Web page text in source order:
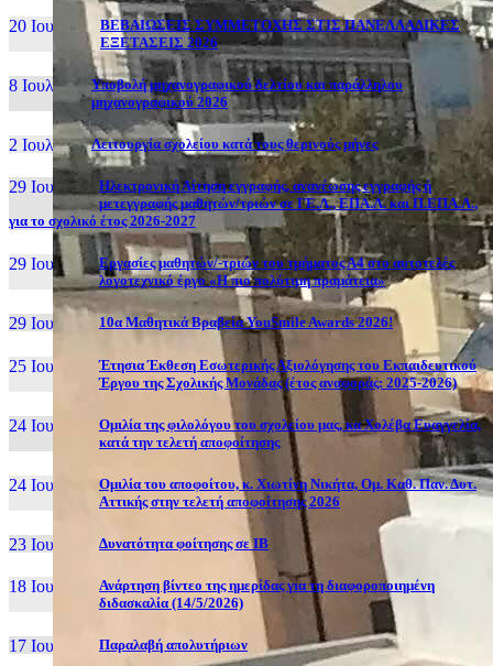
20 Ιουλ, 26
ΒΕΒΑΙΩΣΕΙΣ ΣΥΜΜΕΤΟΧΗΣ ΣΤΙΣ ΠΑΝΕΛΛΑΔΙΚΕΣ
ΕΞΕΤΑΣΕΙΣ 2026
8 Ιουλ, 26
Υποβολή μηχανογραφικού δελτίου και παράλληλου
μηχανογραφικού 2026
2 Ιουλ, 26 Λειτουργία σχολείου κατά τους θερινούς μήνες
29 Ιουν, 26
Ηλεκτρονική Αίτηση εγγραφής, ανανέωσης εγγραφής ή
μετεγγραφής μαθητών/τριών σε ΓΕ.Λ., ΕΠΑ.Λ. και Π.ΕΠΑ.Λ.,
για το σχολικό έτος 2026-2027
29 Ιουν, 26
Εργασίες μαθητών/-τριών του τμήματος Α4 στο αυτοτελές
λογοτεχνικό έργο «Η πιο πολύτιμη πραμάτεια»
29 Ιουν, 26 10α Μαθητικά Βραβεία YouSmile Awards 2026!
25 Ιουν, 26
Έτησια Έκθεση Εσωτερικής Αξιολόγησης του Εκπαιδευτικού
Έργου της Σχολικής Μονάδας (έτος αναφοράς: 2025-2026)
24 Ιουν, 26
Ομιλία της φιλολόγου του σχολείου μας, κα Χολέβα Ευαγγελία,
κατά την τελετή αποφοίτησης
24 Ιουν, 26
Ομιλία του αποφοίτου, κ. Χιωτίνη Νικήτα, Ομ. Καθ. Παν. Δυτ.
Αττικής στην τελετή αποφοίτησης 2026
23 Ιουν, 26 Δυνατότητα φοίτησης σε ΙΒ
18 Ιουν, 26
Ανάρτηση βίντεο της ημερίδας για τη διαφοροποιημένη
διδασκαλία (14/5/2026)
17 Ιουν, 26 Παραλαβή απολυτήριων